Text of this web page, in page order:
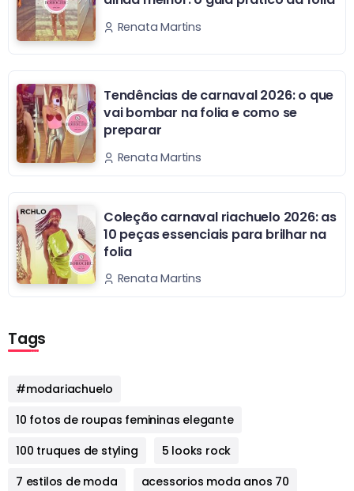
Renata Martins
Tendências de carnaval 2026: o que
vai bombar na folia e como se
preparar
Renata Martins
Coleção carnaval riachuelo 2026: as
10 peças essenciais para brilhar na
folia
Renata Martins
Tags
#modariachuelo
10 fotos de roupas femininas elegante
100 truques de styling
5 looks rock
7 estilos de moda
acessorios moda anos 70